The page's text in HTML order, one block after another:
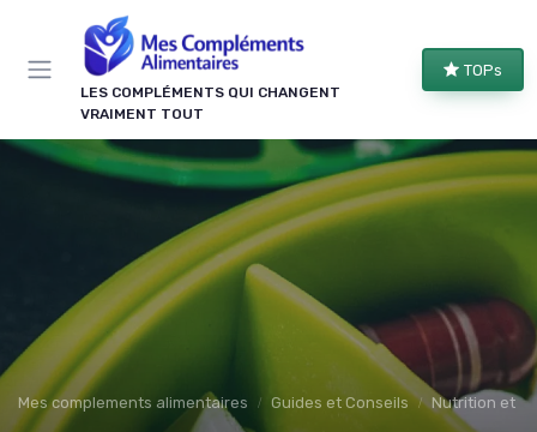
LES COMPLÉMENTS QUI CHANGENT
VRAIMENT TOUT
TOPs
Mes complements alimentaires Guides et Conseils Nutrition et
Panneau de gestion des cookies